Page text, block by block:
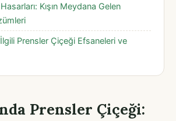
Kışın Meydana Gelen
Prensler Çiçeği Efsaneleri ve
Prensler Çiçeği: